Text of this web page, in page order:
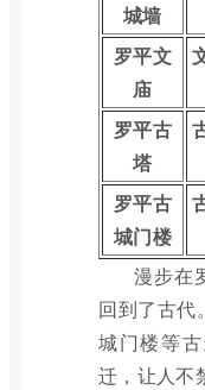
城墙
罗平文
庙
罗平古
塔
罗平古
城门楼
漫步在
回到了古代
城门楼等
迁，让人不